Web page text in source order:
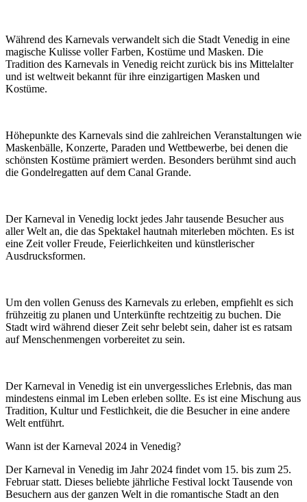
Während des Karnevals verwandelt sich die Stadt Venedig in eine
magische Kulisse voller Farben, Kostüme und Masken. Die
Tradition des Karnevals in Venedig reicht zurück bis ins Mittelalter
und ist weltweit bekannt für ihre einzigartigen Masken und
Kostüme.
Höhepunkte des Karnevals sind die zahlreichen Veranstaltungen wie
Maskenbälle, Konzerte, Paraden und Wettbewerbe, bei denen die
schönsten Kostüme prämiert werden. Besonders berühmt sind auch
die Gondelregatten auf dem Canal Grande.
Der Karneval in Venedig lockt jedes Jahr tausende Besucher aus
aller Welt an, die das Spektakel hautnah miterleben möchten. Es ist
eine Zeit voller Freude, Feierlichkeiten und künstlerischer
Ausdrucksformen.
Um den vollen Genuss des Karnevals zu erleben, empfiehlt es sich
frühzeitig zu planen und Unterkünfte rechtzeitig zu buchen. Die
Stadt wird während dieser Zeit sehr belebt sein, daher ist es ratsam
auf Menschenmengen vorbereitet zu sein.
Der Karneval in Venedig ist ein unvergessliches Erlebnis, das man
mindestens einmal im Leben erleben sollte. Es ist eine Mischung aus
Tradition, Kultur und Festlichkeit, die die Besucher in eine andere
Welt entführt.
Wann ist der Karneval 2024 in Venedig?
Der Karneval in Venedig im Jahr 2024 findet vom 15. bis zum 25.
Februar statt. Dieses beliebte jährliche Festival lockt Tausende von
Besuchern aus der ganzen Welt in die romantische Stadt an den